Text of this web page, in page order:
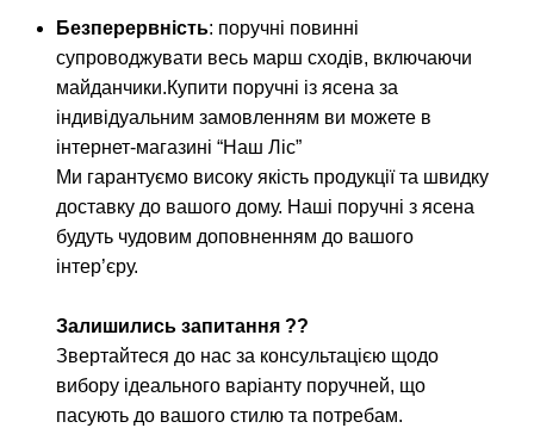
Безперервність: поручні повинні
супроводжувати весь марш сходів, включаючи
майданчики.Купити поручні із ясена за
індивідуальним замовленням ви можете в
інтернет-магазині “Наш Ліс”
Ми гарантуємо високу якість продукції та швидку
доставку до вашого дому. Наші поручні з ясена
будуть чудовим доповненням до вашого
інтер’єру.
Залишились запитання ??
Звертайтеся до нас за консультацією щодо
вибору iдеального варiанту поручней, що
пасують до вашого стилю та потребам.